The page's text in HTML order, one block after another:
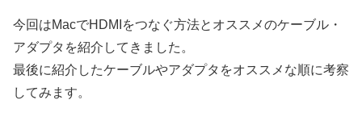
今回はMacでHDMIをつなぐ方法とオススメのケーブル・
アダプタを紹介してきました。
最後に紹介したケーブルやアダプタをオススメな順に考察
してみます。